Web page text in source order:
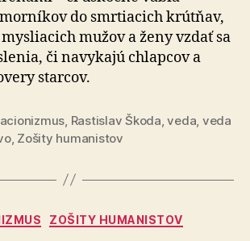
do smrtiacich krútňav,
mužov a ženy vzdať sa
či navykajú chlapcov a
starcov.
Rastislav Škoda ,veda veda
, Zošity humanistov
Kategórie
ZOŠITY HUMANISTOV